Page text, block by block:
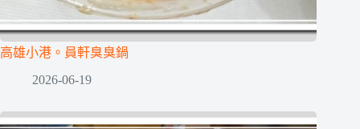
高雄小港。員軒臭臭鍋
2026-06-19